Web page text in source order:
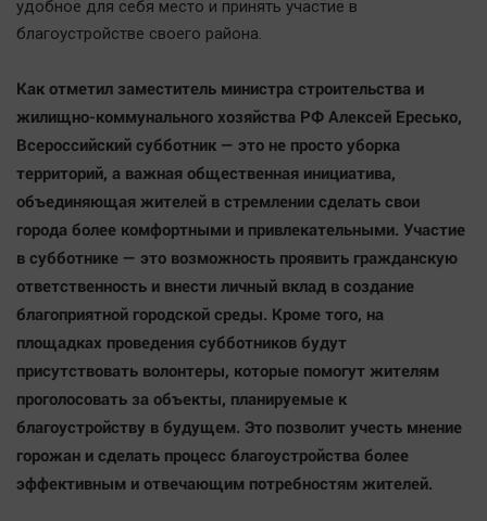
Культура
Курилка
Спорт
Технологии
Отраслевые темы
Hедвижимость
Образование
Банки
Медиаграмотность
Медицина
Новости компаний
удобное для себя место и принять участие в
благоустройстве своего района.
Как отметил заместитель министра строительства и
жилищно-коммунального хозяйства РФ Алексей Ересько,
Всероссийский субботник — это не просто уборка
территорий, а важная общественная инициатива,
объединяющая жителей в стремлении сделать свои
города более комфортными и привлекательными. Участие
в субботнике — это возможность проявить гражданскую
ответственность и внести личный вклад в создание
благоприятной городской среды. Кроме того, на
площадках проведения субботников будут
присутствовать волонтеры, которые помогут жителям
проголосовать за объекты, планируемые к
благоустройству в будущем. Это позволит учесть мнение
горожан и сделать процесс благоустройства более
эффективным и отвечающим потребностям жителей.